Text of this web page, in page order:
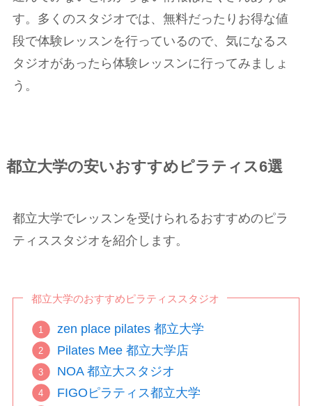
す。多くのスタジオでは、無料だったりお得な値
段で体験レッスンを行っているので、気になるス
タジオがあったら体験レッスンに行ってみましょ
う。
都立大学の安いおすすめピラティス6選
都立大学でレッスンを受けられるおすすめのピラ
ティススタジオを紹介します。
都立大学のおすすめピラティススタジオ
zen place pilates 都立大学
Pilates Mee 都立大学店
NOA 都立大スタジオ
FIGOピラティス都立大学